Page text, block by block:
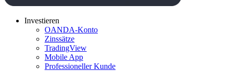
Investieren
OANDA-Konto
Zinssätze
TradingView
Mobile App
Professioneller Kunde